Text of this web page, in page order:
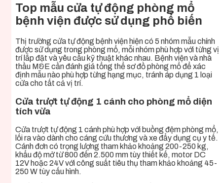
Top mẫu cửa tự động phòng mổ
bệnh viện được sử dụng phổ biến
Thị trường cửa tự động bệnh viện hiện có 5 nhóm mẫu chính
được sử dụng trong phòng mổ, mỗi nhóm phù hợp với từng vị
trí lắp đặt và yêu cầu kỹ thuật khác nhau. Bệnh viện và nhà
thầu M&E cần đánh giá tổng thể sơ đồ phòng mổ để xác
định mẫu nào phù hợp từng hạng mục, tránh áp dụng 1 loại
cửa cho tất cả vị trí.
Cửa trượt tự động 1 cánh cho phòng mổ diện
tích vừa
Cửa trượt tự động 1 cánh phù hợp với buồng đệm phòng mổ,
lối ra vào dành cho cáng cứu thương và xe đẩy dụng cụ y tế.
Cánh đơn có trọng lượng tham khảo khoảng 200-250 kg,
khẩu độ mở từ 800 đến 2.500 mm tùy thiết kế, motor DC
12V hoặc 24V với công suất tiêu thụ tham khảo khoảng 45-
250 W tùy cấu hình.